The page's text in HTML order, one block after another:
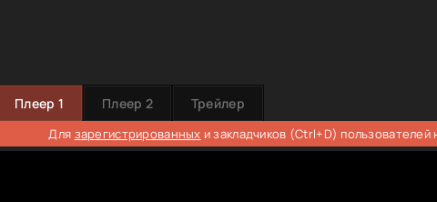
Плеер 1 Плеер 2 Трейлер
Для зарегистрированных и закладчиков (Ctrl+D)